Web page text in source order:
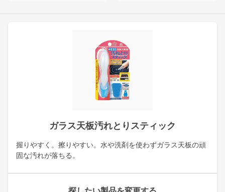
ガラス天板汚れとりスティック
握りやすく。擦りやすい。水や洗剤を使わずガラス天板の頑
固な汚れが落ちる。